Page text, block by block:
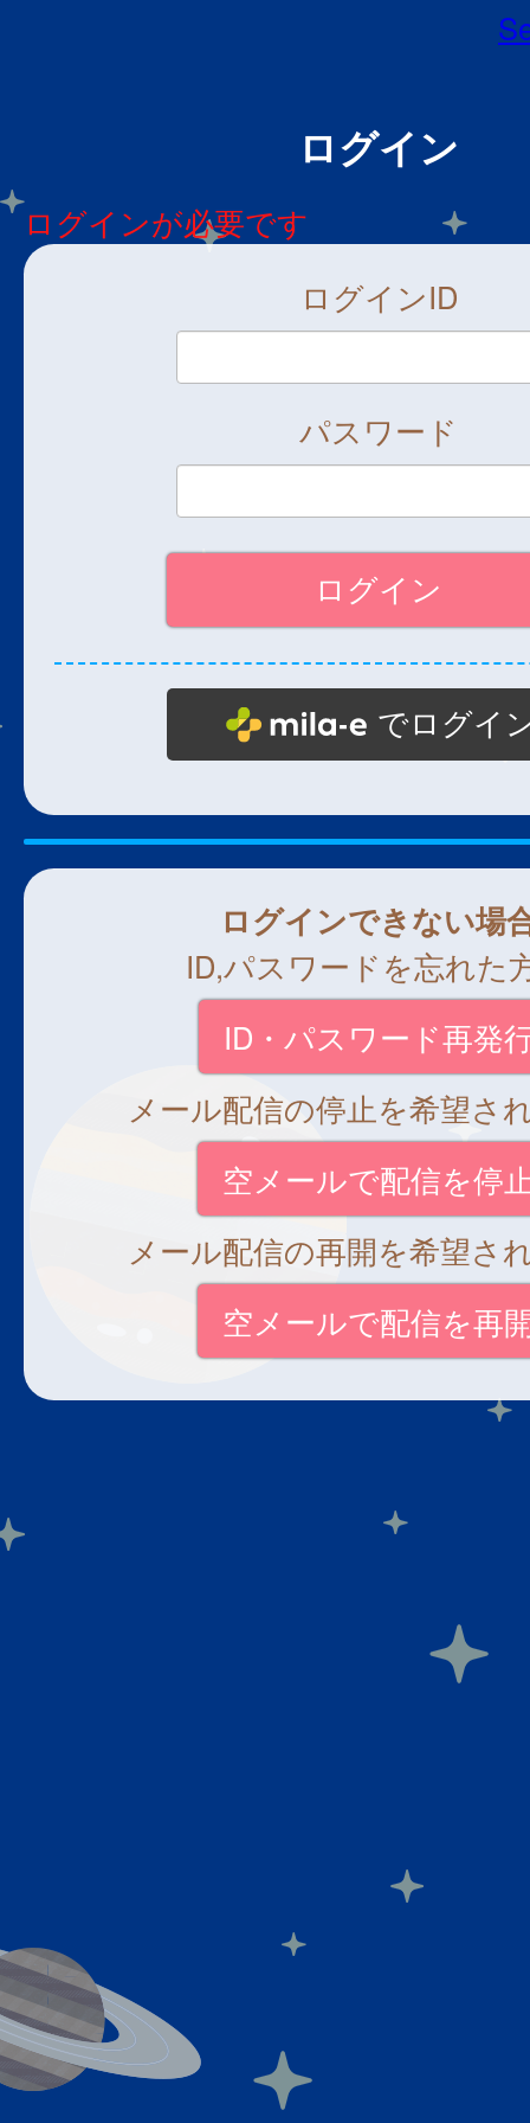
ログイン
ログインが必要です
ログインID
パスワード
でログイ
ログインできない場
ID,パスワードを忘れた
ID・パスワード再発
メール配信の停止を希望さ
空メールで配信を停
メール配信の再開を希望さ
空メールで配信を再